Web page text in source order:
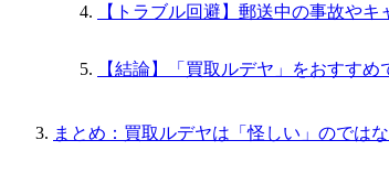
【トラブル回避】郵送中の事故や
【結論】「買取ルデヤ」をおすす
まとめ：買取ルデヤは「怪しい」のでは